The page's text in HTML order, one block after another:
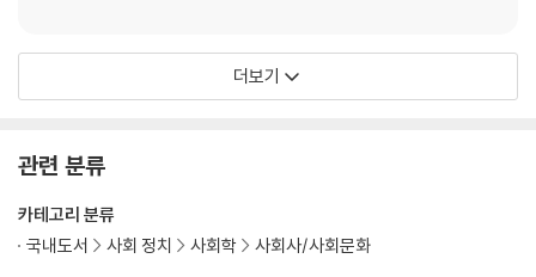
2. 순록이 주인공인 우화들 335
ㆍ나오며 343
더보기
관련 분류
카테고리 분류
국내도서
사회 정치 사회학 사회사/사회문화